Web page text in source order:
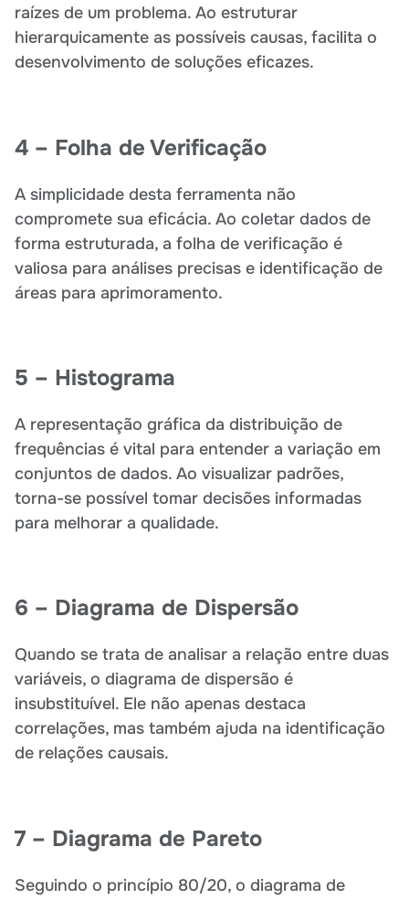
raízes de um problema. Ao estruturar
hierarquicamente as possíveis causas, facilita o
desenvolvimento de soluções eficazes.
4 – Folha de Verificação
A simplicidade desta ferramenta não
compromete sua eficácia. Ao coletar dados de
forma estruturada, a folha de verificação é
valiosa para análises precisas e identificação de
áreas para aprimoramento.
5 – Histograma
A representação gráfica da distribuição de
frequências é vital para entender a variação em
conjuntos de dados. Ao visualizar padrões,
torna-se possível tomar decisões informadas
para melhorar a qualidade.
6 – Diagrama de Dispersão
Quando se trata de analisar a relação entre duas
variáveis, o diagrama de dispersão é
insubstituível. Ele não apenas destaca
correlações, mas também ajuda na identificação
de relações causais.
7 – Diagrama de Pareto
Seguindo o princípio 80/20, o diagrama de